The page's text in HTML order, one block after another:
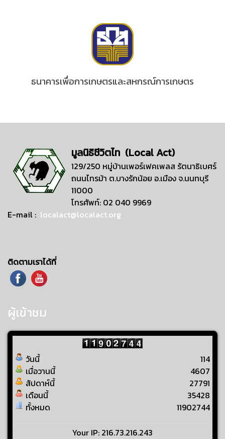
ธนาคารเพื่อการเกษตรและสหกรณ์การเกษตร
มูลนิธิชีวิตไท (Local Act)
129/250 หมู่บ้านเพอร์เฟคเพลส รัตนาธิเบศร์
ถนนไทรม้า ต.บางรักน้อย อ.เมือง จ.นนทบุรี
11000
โทรศัพท์: 02 040 9969
E-mail : localact@localact.org
ติดตามเราได้ที่
ผู้เข้าชม
วันนี้
เมื่อวานนี้
สัปดาห์นี้
เดือนนี้
ทั้งหมด
114
4607
27791
35428
11902744
Your IP: 216.73.216.243